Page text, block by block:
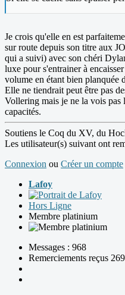
Je crois qu'elle en est
sur route depuis son titre aux
qui a suivi) avec son chéri
luxe pour s'entrainer à
volume en étant bien planquée
Elle ne tiendrait peut être pas
Vollering mais je ne la vois
capacités.
Soutiens le Coq du XV, du
Les utilisateur(s) suivant ont
Connexion ou Créer un compte
Lafoy
Hors Ligne
Membre platinium
Messages : 968
Remerciements reçus 269